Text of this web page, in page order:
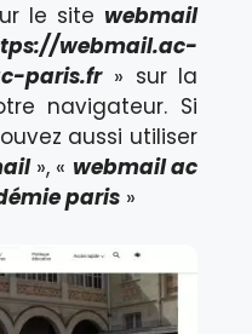
le site webmail
webmail.ac-
paris.fr» sur la
navigateur. Si
aussi utiliser
», « webmail ac
paris »